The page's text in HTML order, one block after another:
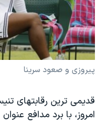
فرهنگ و زندگی
حقوق شهروندی
اقتصادی
گالری عکس
آرشیو پخش زنده
مستندها
انتخابات ریاست جمهوری آمریکا
حمله جمهوری اسلامی به
اعتراضات زن، زندگی، آزادی
مجموعه مستندهای
دنبال کنید
زبانهای مختلف
پیروزی و صعود سرینا
قدیمی ترین رقابتهای
امروز، با برد مدافع